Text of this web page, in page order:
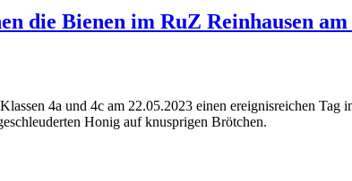
die Bienen im RuZ Reinhausen
4a und 4c am 22.05.2023 einen ereignisreichen
Honig auf knusprigen Brötchen.